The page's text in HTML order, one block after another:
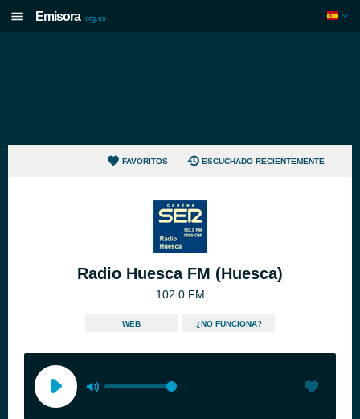
Emisora .org.es
FAVORITOS ESCUCHADO RECIENTEMENTE
Radio Huesca FM (Huesca)
102.0 FM
WEB ¿NO FUNCIONA?